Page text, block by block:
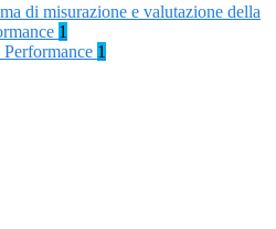
di misurazione e valutazione della
1
1